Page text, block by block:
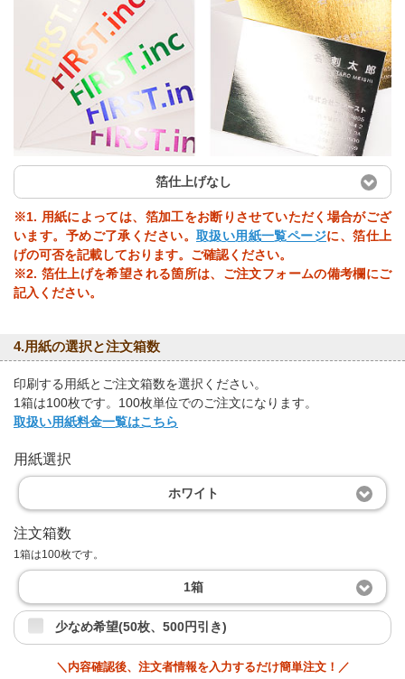
箔仕上げなし
※1. 用紙によっては、箔加工をお断りさせていただく場合がござ
います。予めご了承ください。 取扱い用紙一覧ページに、箔仕上
げの可否を記載しております。ご確認ください。
※2. 箔仕上げを希望される箇所は、ご注文フォームの備考欄にご
記入ください。
4.用紙の選択と注文箱数
印刷する用紙とご注文箱数を選択ください。
1箱は100枚です。100枚単位でのご注文になります。
取扱い用紙料金一覧はこちら
用紙選択
ホワイト
注文箱数
1箱は100枚です。
1箱
少なめ希望(50枚、500円引き)
＼内容確認後、注文者情報を入力するだけ簡単注文！／